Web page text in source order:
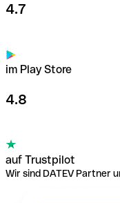
4.7
im Play Store
4.8
auf Trustpilot
Wir sind DATEV Partner